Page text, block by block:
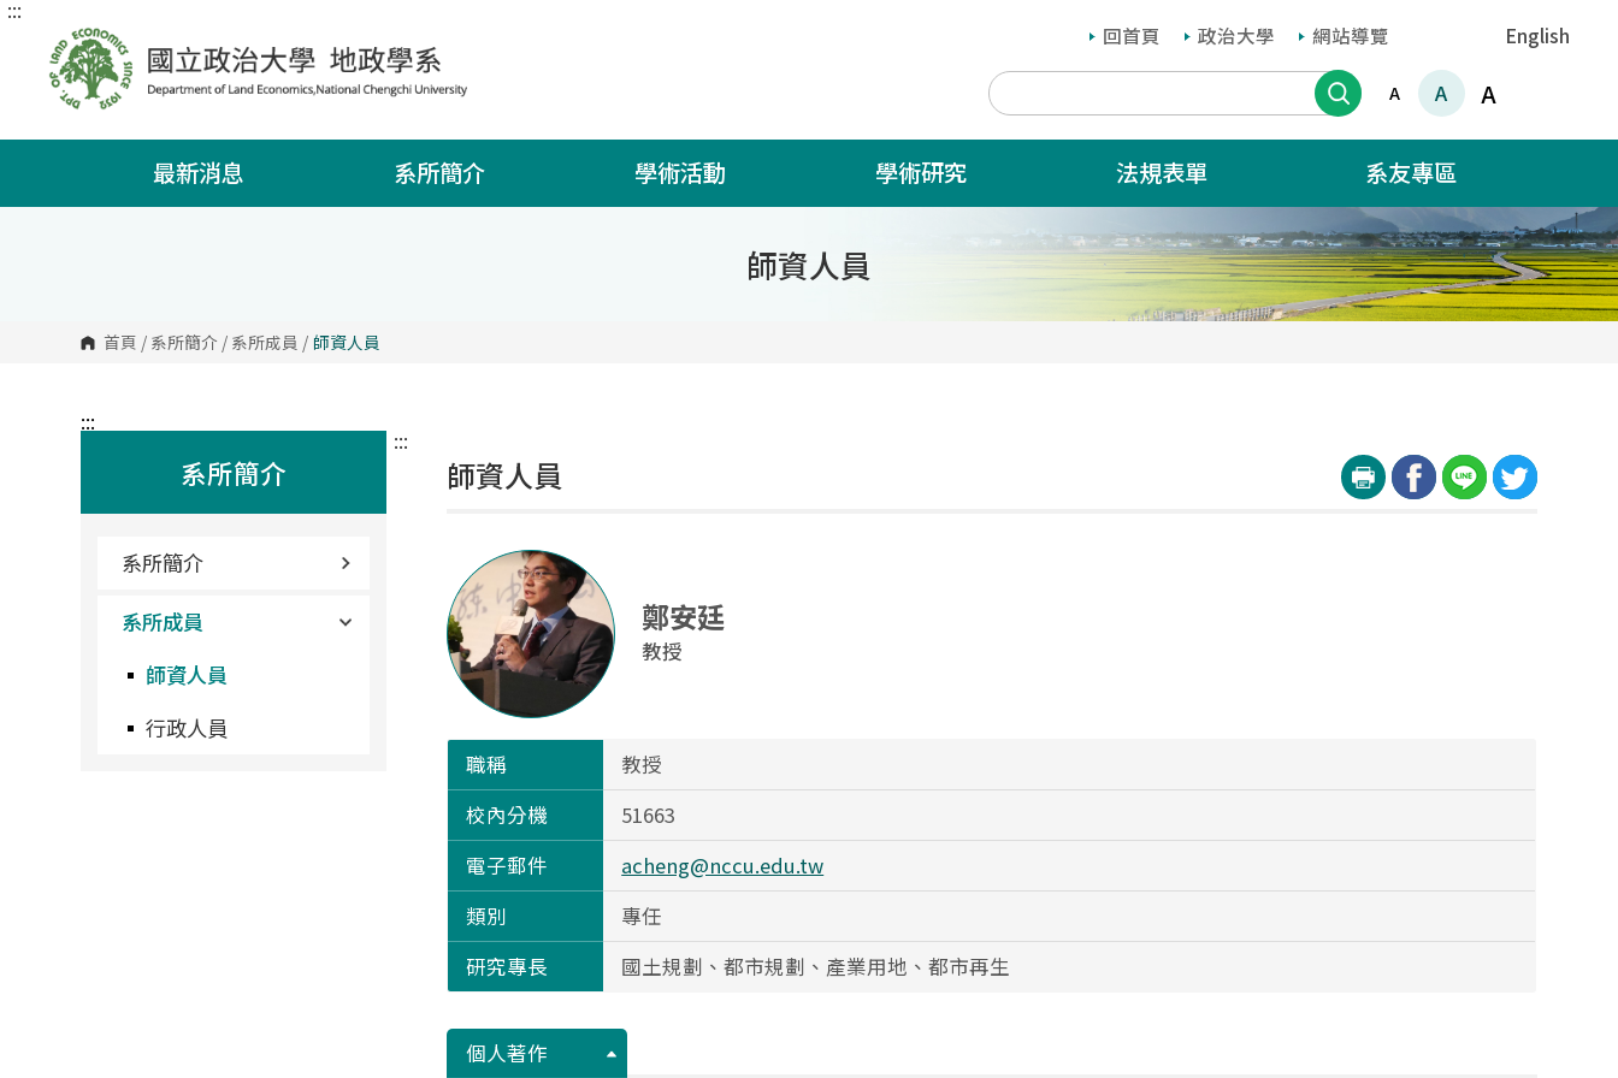
跳
塊
:::
回首頁 政治大學 網站導覽 English
搜尋A A A
最新消息 系所簡介 學術活動 學術研究 法規表單 系友專區
師資人員
首頁 / 系所簡介 / 系所成員 / 師資人員
:::
系所簡介
系所簡介
系所成員
師資人員
行政人員
:::
師資人員
鄭安廷
教授
職稱
教授
校內分機
51663
電子郵件
acheng@nccu.edu.tw
類別
專任
研究專長
國土規劃、都市規劃、產業用地、都市再生
個人著作